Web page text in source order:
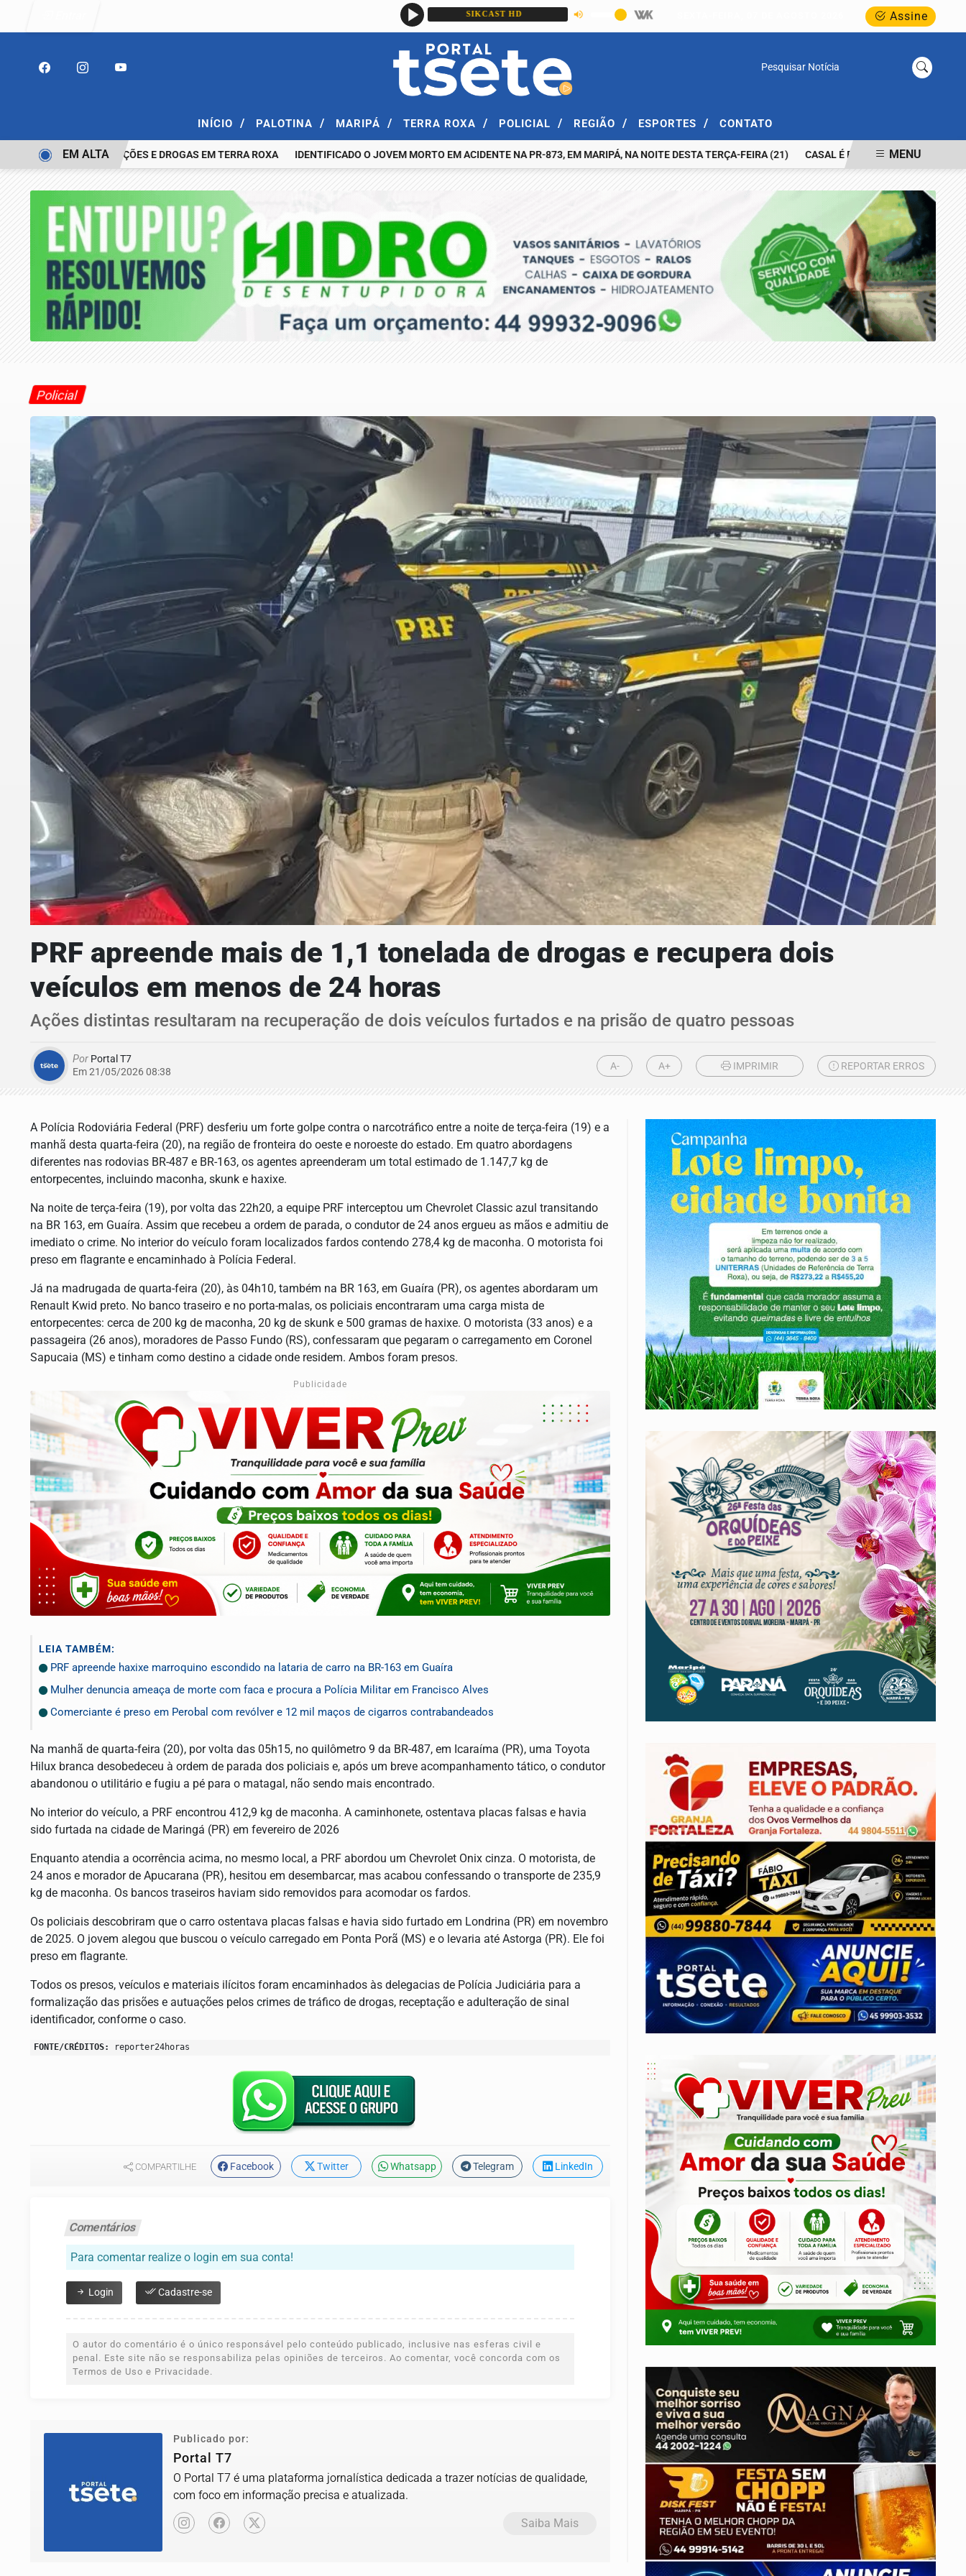
Assine
Pesquisar Notícia
INÍCIO / PALOTINA / MARIPÁ / TERRA ROXA / POLICIAL / REGIÃO / ESPORTES / CONTATO
MUNIÇÕES E DROGAS EM TERRA ROXA IDENTIFICADO O JOVEM MORTO EM ACIDENTE NA PR-873, EM MARIPÁ, NA NOITE DESTA TERÇA-FEIRA (21) CASAL É PRESO POR TRÁFICO DE
EM ALTA MENU
Policial
PRF apreende mais de 1,1 tonelada de drogas e recupera dois
veículos em menos de 24 horas
Ações distintas resultaram na recuperação de dois veículos furtados e na prisão de quatro pessoas
Por Portal T7
Em 21/05/2026 08:38
A- A+ IMPRIMIR REPORTAR ERROS
A Polícia Rodoviária Federal (PRF) desferiu um forte golpe contra o narcotráfico entre a noite de terça-feira (19) e a
manhã desta quarta-feira (20), na região de fronteira do oeste e noroeste do estado. Em quatro abordagens
diferentes nas rodovias BR-487 e BR-163, os agentes apreenderam um total estimado de 1.147,7 kg de
entorpecentes, incluindo maconha, skunk e haxixe.
Na noite de terça-feira (19), por volta das 22h20, a equipe PRF interceptou um Chevrolet Classic azul transitando
na BR 163, em Guaíra. Assim que recebeu a ordem de parada, o condutor de 24 anos ergueu as mãos e admitiu de
imediato o crime. No interior do veículo foram localizados fardos contendo 278,4 kg de maconha. O motorista foi
preso em flagrante e encaminhado à Polícia Federal.
Já na madrugada de quarta-feira (20), às 04h10, também na BR 163, em Guaíra (PR), os agentes abordaram um
Renault Kwid preto. No banco traseiro e no porta-malas, os policiais encontraram uma carga mista de
entorpecentes: cerca de 200 kg de maconha, 20 kg de skunk e 500 gramas de haxixe. O motorista (33 anos) e a
passageira (26 anos), moradores de Passo Fundo (RS), confessaram que pegaram o carregamento em Coronel
Sapucaia (MS) e tinham como destino a cidade onde residem. Ambos foram presos.
Publicidade
LEIA TAMBÉM:
PRF apreende haxixe marroquino escondido na lataria de carro na BR-163 em Guaíra
Mulher denuncia ameaça de morte com faca e procura a Polícia Militar em Francisco Alves
Comerciante é preso em Perobal com revólver e 12 mil maços de cigarros contrabandeados
Na manhã de quarta-feira (20), por volta das 05h15, no quilômetro 9 da BR-487, em Icaraíma (PR), uma Toyota
Hilux branca desobedeceu à ordem de parada dos policiais e, após um breve acompanhamento tático, o condutor
abandonou o utilitário e fugiu a pé para o matagal, não sendo mais encontrado.
No interior do veículo, a PRF encontrou 412,9 kg de maconha. A caminhonete, ostentava placas falsas e havia
sido furtada na cidade de Maringá (PR) em fevereiro de 2026
Enquanto atendia a ocorrência acima, no mesmo local, a PRF abordou um Chevrolet Onix cinza. O motorista, de
24 anos e morador de Apucarana (PR), hesitou em desembarcar, mas acabou confessando o transporte de 235,9
kg de maconha. Os bancos traseiros haviam sido removidos para acomodar os fardos.
Os policiais descobriram que o carro ostentava placas falsas e havia sido furtado em Londrina (PR) em novembro
de 2025. O jovem alegou que buscou o veículo carregado em Ponta Porã (MS) e o levaria até Astorga (PR). Ele foi
preso em flagrante.
Todos os presos, veículos e materiais ilícitos foram encaminhados às delegacias de Polícia Judiciária para a
formalização das prisões e autuações pelos crimes de tráfico de drogas, receptação e adulteração de sinal
identificador, conforme o caso.
FONTE/CRÉDITOS: reporter24horas
COMPARTILHE Facebook Twitter Whatsapp Telegram LinkedIn
Comentários
Para comentar realize o login em sua conta!
Login Cadastre-se
O autor do comentário é o único responsável pelo conteúdo publicado, inclusive nas esferas civil e
penal. Este site não se responsabiliza pelas opiniões de terceiros. Ao comentar, você concorda com os
Termos de Uso e Privacidade.
Publicado por:
Portal T7
O Portal T7 é uma plataforma jornalística dedicada a trazer notícias de qualidade,
com foco em informação precisa e atualizada.
Saiba Mais